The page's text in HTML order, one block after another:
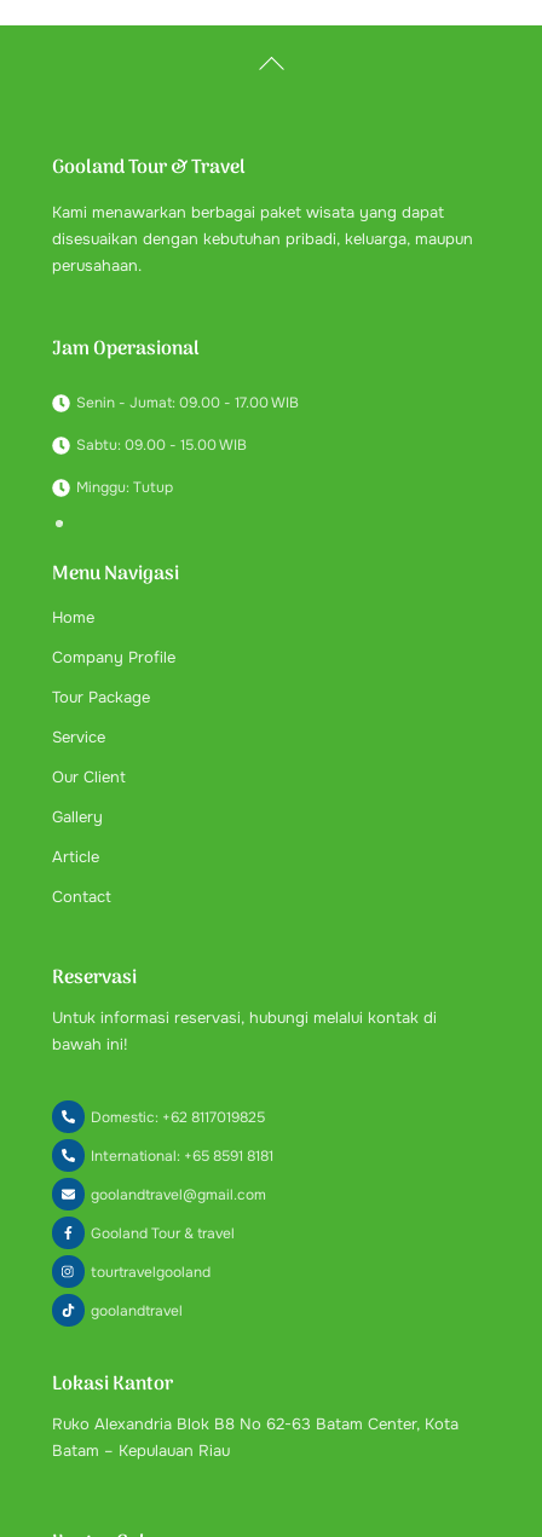
Gooland Tour & Travel
Kami menawarkan berbagai paket wisata yang dapat
disesuaikan dengan kebutuhan pribadi, keluarga, maupun
perusahaan.
Jam Operasional
Senin - Jumat: 09.00 - 17.00 WIB
Sabtu: 09.00 - 15.00 WIB
Minggu: Tutup
Menu Navigasi
Home
Company Profile
Tour Package
Service
Our Client
Gallery
Article
Contact
Reservasi
Untuk informasi reservasi, hubungi melalui kontak di
bawah ini!
Domestic: +62 8117019825
International: +65 8591 8181
goolandtravel@gmail.com
Gooland Tour & travel
tourtravelgooland
goolandtravel
Lokasi Kantor
Ruko Alexandria Blok B8 No 62-63 Batam Center, Kota
Batam – Kepulauan Riau
Back